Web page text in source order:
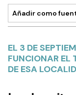
Añadir como
EL 3 DE
FUNCIONAR EL
DE ESA